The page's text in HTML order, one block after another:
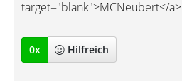
target="blank">MCNeubert</a>
0x Hilfreich